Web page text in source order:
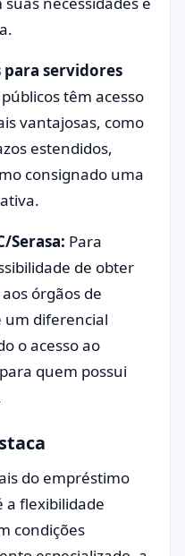
para servidores
têm acesso
vantajosas, como
estendidos,
consignado uma
Serasa: Para
de obter
órgãos de
um diferencial
o acesso ao
quem possui
do empréstimo
a flexibilidade
condições